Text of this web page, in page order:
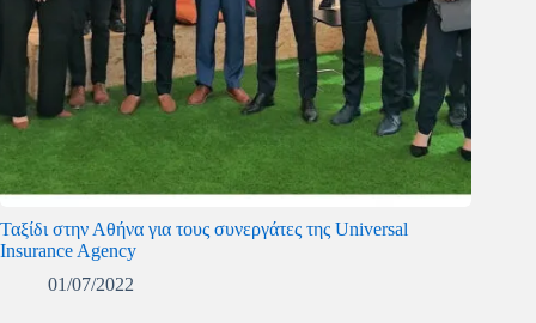
Ταξίδι στην Αθήνα για τους συνεργάτες της Universal
Insurance Agency
01/07/2022